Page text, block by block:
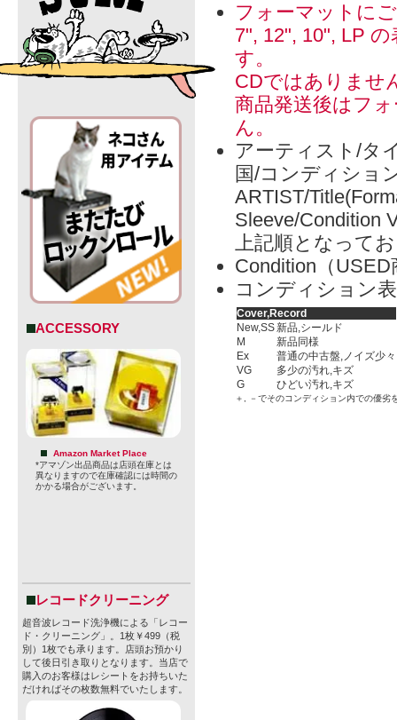
ACCESSORY
Amazon Market Place
*アマゾン出品商品は店頭在庫とは
異なりますので在庫確認には時間の
かかる場合がございます。
レコードクリーニング
超音波レコード洗浄機による「レコー
ド・クリーニング」。1枚￥499（税
別）1枚でも承ります。店頭お預かり
して後日引き取りとなります。当店で
購入のお客様はレシートをお持ちいた
だければその枚数無料でいたします。
フォーマットに
7", 12", 10", LP
す。
CDではありませ
商品発送後はフ
ん。
アーティスト/タ
国/コンディショ
ARTIST/
Sleeve/Condition
上記順となって
Condition（
コンディション
Cover,Record
New,SS新品,シールド
M
新品同様
Ex
普通の中古盤,ノイズ少々
VG
多少の汚れ,キズ
G
ひどい汚れ,キズ
＋, －でそのコンディション内での優劣